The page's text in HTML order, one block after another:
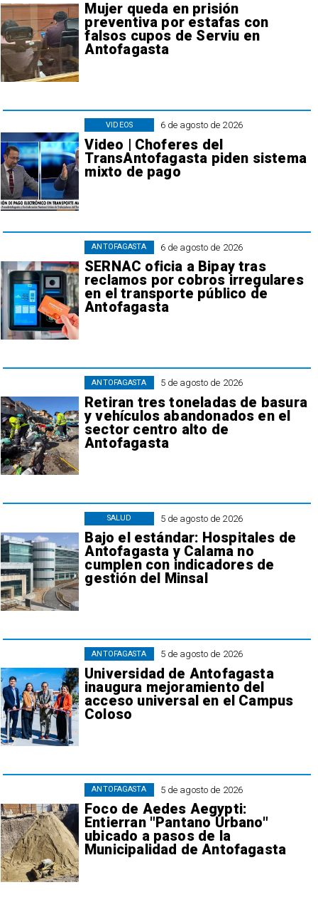
Mujer queda en prisión
preventiva por estafas con
falsos cupos de Serviu en
Antofagasta
6 de agosto de 2026
Video | Choferes del
TransAntofagasta piden sistema
mixto de pago
VIDEOS
6 de agosto de 2026
SERNAC oficia a Bipay tras
reclamos por cobros irregulares
en el transporte público de
Antofagasta
ANTOFAGASTA
5 de agosto de 2026
Retiran tres toneladas de basura
y vehículos abandonados en el
sector centro alto de
Antofagasta
ANTOFAGASTA
5 de agosto de 2026
Bajo el estándar: Hospitales de
Antofagasta y Calama no
cumplen con indicadores de
gestión del Minsal
SALUD
5 de agosto de 2026
Universidad de Antofagasta
inaugura mejoramiento del
acceso universal en el Campus
Coloso
ANTOFAGASTA
5 de agosto de 2026
Foco de Aedes Aegypti:
Entierran "Pantano Urbano"
ubicado a pasos de la
Municipalidad de Antofagasta
ANTOFAGASTA